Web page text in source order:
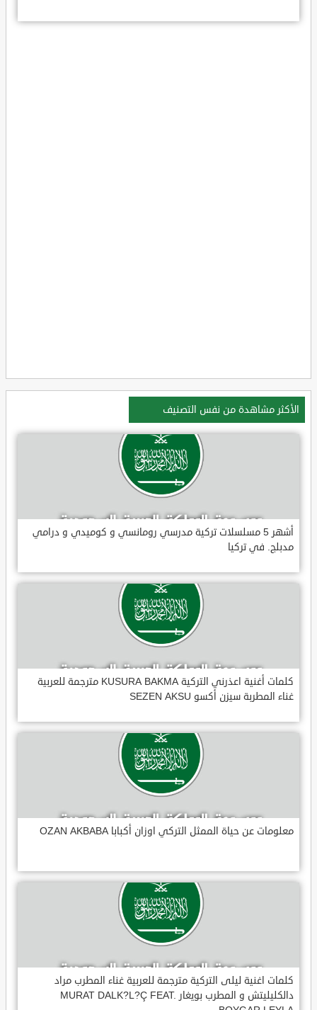
الأكثر مشاهدة من نفس التصنيف
أشهر 5 مسلسلات تركية مدرسي رومانسي و كوميدي و درامي
مدبلج. في تركيا
كلمات أغنية اعذرني التركية KUSURA BAKMA مترجمة للعربية
غناء المطربة سيزن أكسو SEZEN AKSU
معلومات عن حياة الممثل التركي اوزان أكبابا OZAN AKBABA
كلمات اغنية ليلى التركية مترجمة للعربية غناء المطرب مراد
دالكليليتش و المطرب بويغار MURAT DALK?L?Ç FEAT.